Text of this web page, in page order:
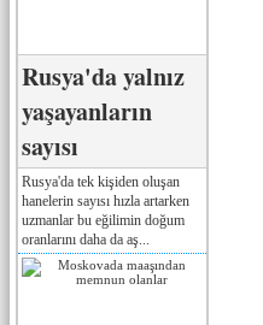
Rusya'da yalnız
yaşayanların
sayısı
Rusya'da tek kişiden oluşan
hanelerin sayısı hızla artarken
uzmanlar bu eğilimin doğum
oranlarını daha da aş...